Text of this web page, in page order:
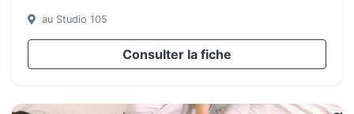
au Studio 105
Consulter la fiche